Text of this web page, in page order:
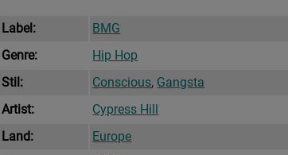
Label:
BMG
Genre:
Hip Hop
Stil:
Conscious, Gangsta
Artist:
Cypress Hill
Land:
Europe